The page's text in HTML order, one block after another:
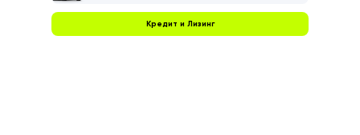
Кредит и Лизинг